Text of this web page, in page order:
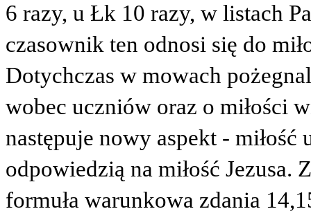
6 razy, u Łk 10 razy, w listach
czasownik ten odnosi się do
Dotychczas w mowach
wobec uczniów oraz o miłości
następuje nowy aspekt - miłość
odpowiedzią na miłość Jezusa.
formuła warunkowa zdania